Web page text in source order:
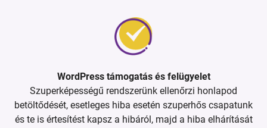
WordPress támogatás és felügyelet
Szuperképességű rendszerünk ellenőrzi honlapod
betöltődését, esetleges hiba esetén szuperhős csapatunk
és te is értesítést kapsz a hibáról, majd a hiba elhárítását